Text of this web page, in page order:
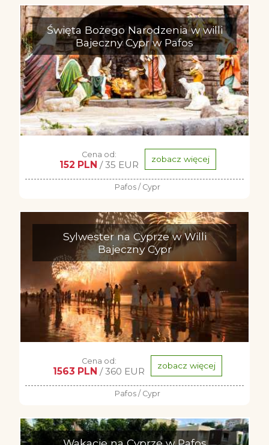
Święta Bożego Narodzenia w willi
Bajeczny Cypr w Pafos
Cena od:
152 PLN / 35 EUR zobacz więcej
Pafos / Cypr
Sylwester na Cyprze w Willi
Bajeczny Cypr
Cena od:
1563 PLN / 360 EUR zobacz więcej
Pafos / Cypr